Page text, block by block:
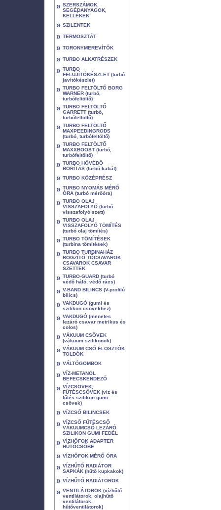
» SZERSZÁMOK,
SEGÉDANYAGOK,
KELLÉKEK
» SZILENTEK
» TERMOSZTÁT
» TORONYMEREVÍTŐK
» TURBO ALKATRÉSZEK
» TURBO
FELÚJÍTÓKÉSZLET (turbó
javítókészlet)
» TURBO FELTÖLTŐ BORG
WARNER (turbó,
turbófeltöltő)
» TURBO FELTÖLTŐ
GARRETT (turbó,
turbófeltöltő)
» TURBO FELTÖLTŐ
MAXPEEDINGRODS
(turbó, turbófeltöltő)
» TURBO FELTÖLTŐ
MAXXBOOST (turbó,
turbófeltöltő)
» TURBO HŐVÉDŐ
BORÍTÁS (turbó kabát)
» TURBO KÖZÉPRÉSZ
» TURBO NYOMÁS MÉRŐ
ÓRA (turbó mérőóra)
» TURBO OLAJ
VISSZAFOLYÓ (turbó
visszafolyó szett)
» TURBO OLAJ
VISSZAFOLYÓ TÖMÍTÉS
(turbó olaj tömítés)
» TURBO TÖMÍTÉSEK
(turbina tömítések)
» TURBO TURBINAHÁZ
RÖGZÍTŐ TŐCSAVAROK
CSAVAROK CSAVAR
SZETTEK
» TURBO-GUARD (turbó
védő háló, védő rács)
» V-BAND BILINCS (V-profilú
bilics)
» VAKDUGÓ (gumi és
szilikon csövekhez)
» VAKDUGÓ (menetes
lezáró csavar metrikus és
colos)
» VÁKUUM CSÖVEK
(vákuum szilikonok)
» VÁKUUM CSŐ ELOSZTÓK
TOLDÓK
» VÁLTÓGOMBOK
» VÍZ-METANOL
BEFECSKENDEZŐ
» VÍZCSÖVEK,
FŰTÉSCSÖVEK (víz és
fűtés szilikon gumi
csövek)
» VÍZCSŐ BILINCSEK
» VÍZCSŐ FŰTÉSCSŐ
VÁKUUMCSŐ LEZÁRÓ
SZILIKON GUMI FEDÉL
» VÍZHŐFOK ADAPTER
HŰTŐCSŐBE
» VÍZHŐFOK MÉRŐ ÓRA
» VÍZHŰTŐ RADIÁTOR
SAPKÁK (hűtő kupkakok)
» VÍZHŰTŐ RADIÁTOROK
» VENTILÁTOROK (vízhűtő
ventilátorok, olajhűtő
ventilátorok,
hűtőventilátorok)